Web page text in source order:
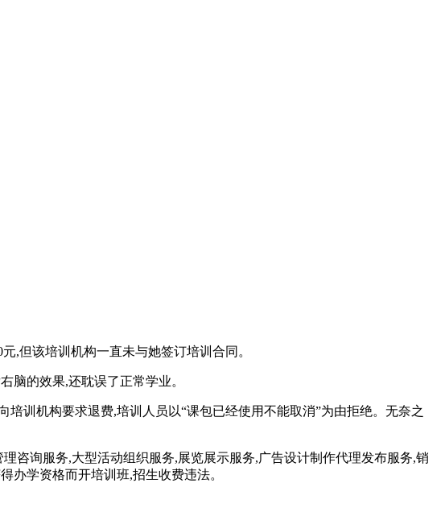
,但该培训机构一直未与她签订培训合同。
脑的效果,还耽误了正常学业。
训机构要求退费,培训人员以“课包已经使用不能取消”为由拒绝。无奈之
咨询服务,大型活动组织服务,展览展示服务,广告设计制作代理发布服务,销
办学资格而开培训班,招生收费违法。